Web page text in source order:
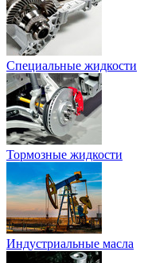
Специальные жидкости
Тормозные жидкости
Индустриальные масла